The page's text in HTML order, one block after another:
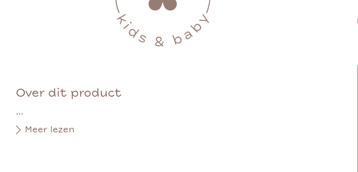
Over dit product
...
Meer lezen